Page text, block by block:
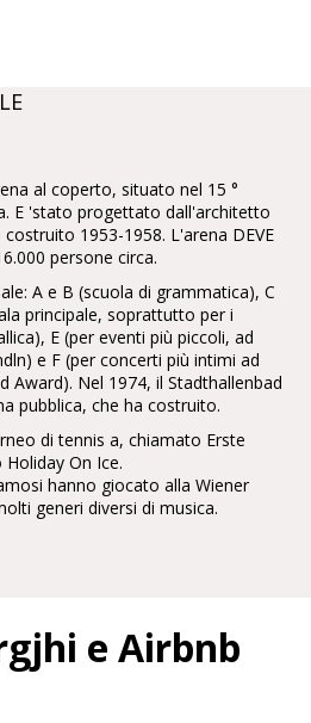
al coperto, situato nel 15 °
E 'stato progettato dall'architetto
1953-1958. L'arena DEVE
persone circa.
A e B (scuola di grammatica), C
principale, soprattutto per i
E (per eventi più piccoli, ad
e F (per concerti più intimi ad
Award). Nel 1974, il Stadthallenbad
pubblica, che ha costruito.
di tennis a, chiamato Erste
On Ice.
hanno giocato alla Wiener
generi diversi di musica.
e Airbnb